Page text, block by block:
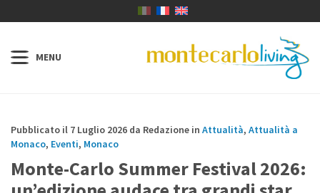
Pubblicato il 7 Luglio 2026 da Redazione in Attualità, Attualità a
Monaco, Eventi, Monaco
Monte-Carlo Summer Festival 2026: